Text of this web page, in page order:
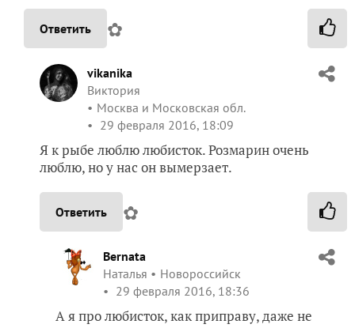
Ответить ✿
vikanika
Виктория
Москва и Московская обл.
29 февраля 2016, 18:09
Я к рыбе люблю любисток. Розмарин очень
люблю, но у нас он вымерзает.
Ответить ✿
Bernata
Наталья
Новороссийск
29 февраля 2016, 18:36
А я про любисток, как приправу, даже не